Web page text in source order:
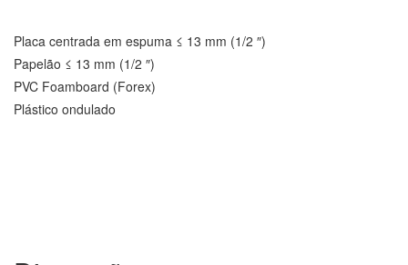
Placa centrada em espuma ≤ 13 mm (1/2 ″)
Papelão ≤ 13 mm (1/2 ″)
PVC Foamboard (Forex)
Plástico ondulado